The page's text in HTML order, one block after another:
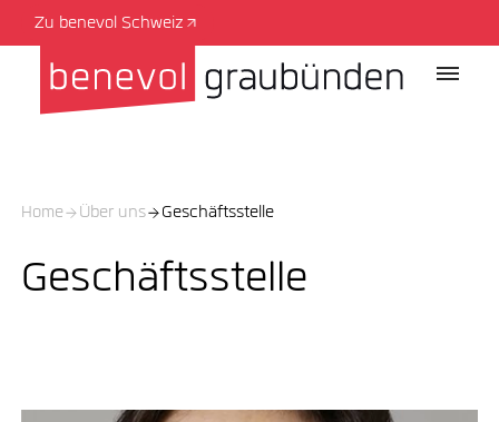
Zu benevol Schweiz
Home Über uns Geschäftsstelle
Geschäftsstelle